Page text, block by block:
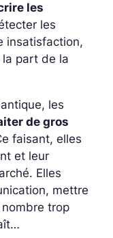
les
les
insatisfaction,
part de la
les
de gros
faisant, elles
et leur
Elles
mettre
nombre trop